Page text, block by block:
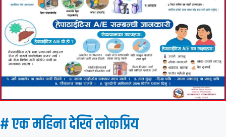
# एक महिना देखि लाेकप्रिय